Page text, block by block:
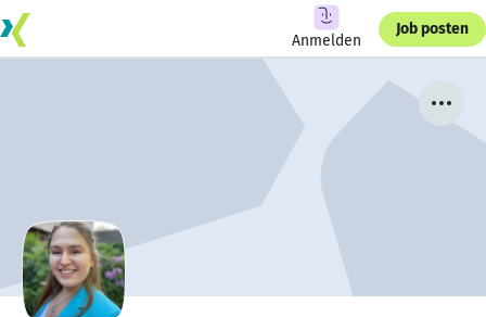
Anmelden
Job posten